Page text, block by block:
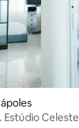
Estúdio Celeste